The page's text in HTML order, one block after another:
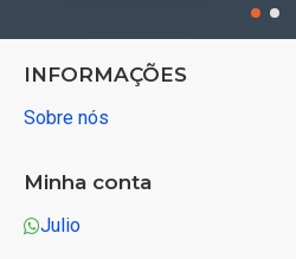
INFORMAÇÕES
Sobre nós
Minha conta
Julio